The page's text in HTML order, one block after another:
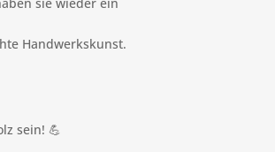
Handwerkskunst.
sein! 💪